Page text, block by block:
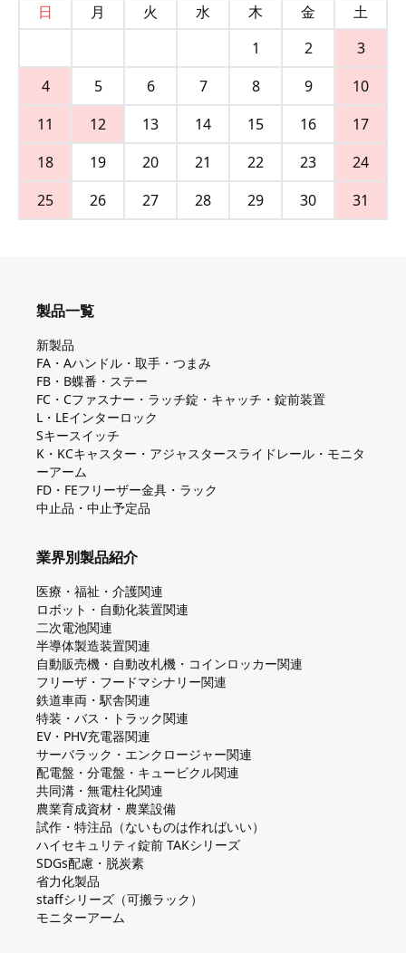
日
月 火 水 木 金
土
1
2
3
4
5 6 7 8 9
10
11
12 13 14 15 16
17
18
19 20 21 22 23
24
25
26 27 28 29 30 31
製品一覧
新製品
FA・Aハンドル・取手・つまみ
FB・B蝶番・ステー
FC・Cファスナー・ラッチ錠・キャッチ・錠前装置
L・LEインターロック
Sキースイッチ
K・KCキャスター・アジャスタースライドレール・モニタ
ーアーム
FD・FEフリーザー金具・ラック
中止品・中止予定品
業界別製品紹介
医療・福祉・介護関連
ロボット・自動化装置関連
二次電池関連
半導体製造装置関連
自動販売機・自動改札機・コインロッカー関連
フリーザ・フードマシナリー関連
鉄道車両・駅舎関連
特装・バス・トラック関連
EV・PHV充電器関連
サーバラック・エンクロージャー関連
配電盤・分電盤・キュービクル関連
共同溝・無電柱化関連
農業育成資材・農業設備
試作・特注品（ないものは作ればいい）
ハイセキュリティ錠前 TAKシリーズ
SDGs配慮・脱炭素
省力化製品
staffシリーズ（可搬ラック）
モニターアーム